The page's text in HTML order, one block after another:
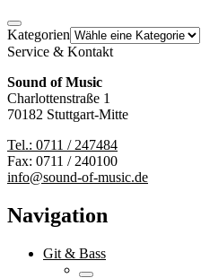
Kategorien
Service & Kontakt
Sound of Music
Charlottenstraße 1
70182 Stuttgart-Mitte
Tel.: 0711 / 247484
Fax: 0711 / 240100
info@sound-of-music.de
Navigation
Git & Bass